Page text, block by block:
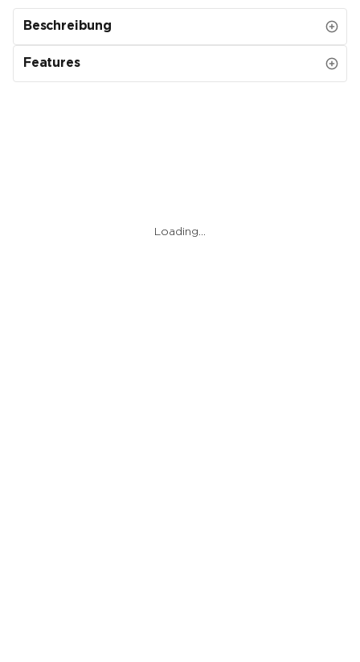
Beschreibung
Features
Loading…